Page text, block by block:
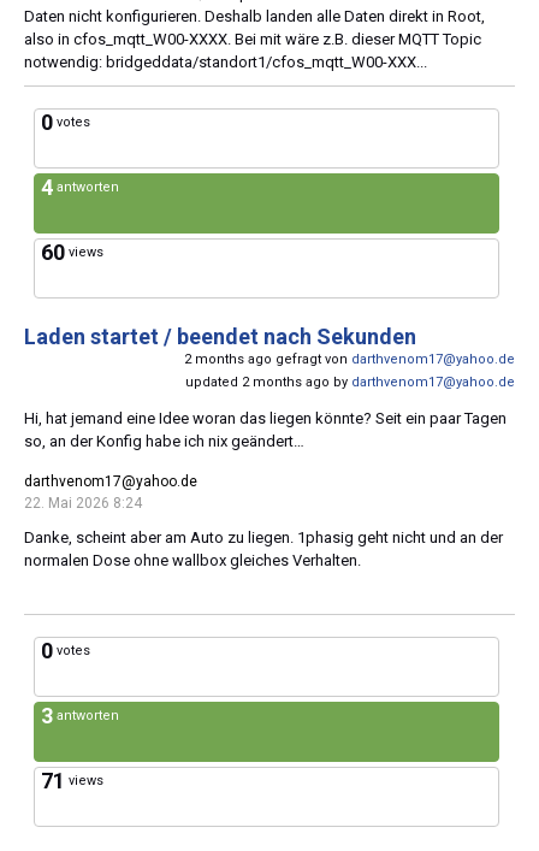
Daten nicht konfigurieren. Deshalb landen alle Daten direkt in Root,
also in cfos_mqtt_W00-XXXX. Bei mit wäre z.B. dieser MQTT Topic
notwendig: bridgeddata/standort1/cfos_mqtt_W00-XXX...
0 votes
4 antworten
60 views
Laden startet / beendet nach Sekunden
2 months ago gefragt von darthvenom17@yahoo.de
updated 2 months ago by darthvenom17@yahoo.de
Hi, hat jemand eine Idee woran das liegen könnte? Seit ein paar Tagen
so, an der Konfig habe ich nix geändert…
darthvenom17@yahoo.de
22. Mai 2026 8:24
Danke, scheint aber am Auto zu liegen. 1phasig geht nicht und an der
normalen Dose ohne wallbox gleiches Verhalten.
0 votes
3 antworten
71 views